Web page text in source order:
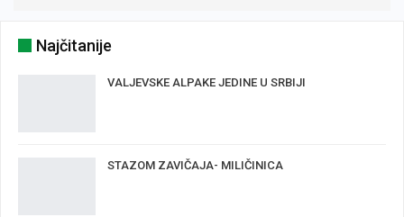
Najčitanije
VALJEVSKE ALPAKE JEDINE U SRBIJI
STAZOM ZAVIČAJA- MILIČINICA